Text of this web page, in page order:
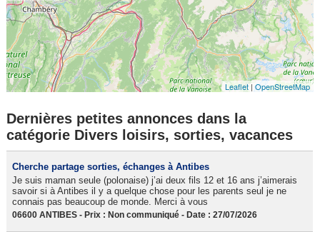
Leaflet|OpenStreetMap
Dernières petites annonces dans la
catégorie Divers loisirs, sorties, vacances
Cherche partage sorties, échanges à Antibes
Je suis maman seule (polonaise) j’ai deux fils 12 et 16 ans j’aimerais
savoir si à Antibes il y a quelque chose pour les parents seul je ne
connais pas beaucoup de monde. Merci à vous
06600 ANTIBES - Prix : Non communiqué - Date : 27/07/2026